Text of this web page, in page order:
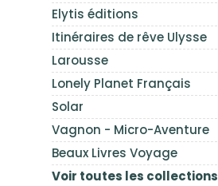
Elytis éditions
Itinéraires de rêve Ulysse
Larousse
Lonely Planet Français
Solar
Vagnon - Micro-Aventure
Beaux Livres Voyage
Voir toutes les collections